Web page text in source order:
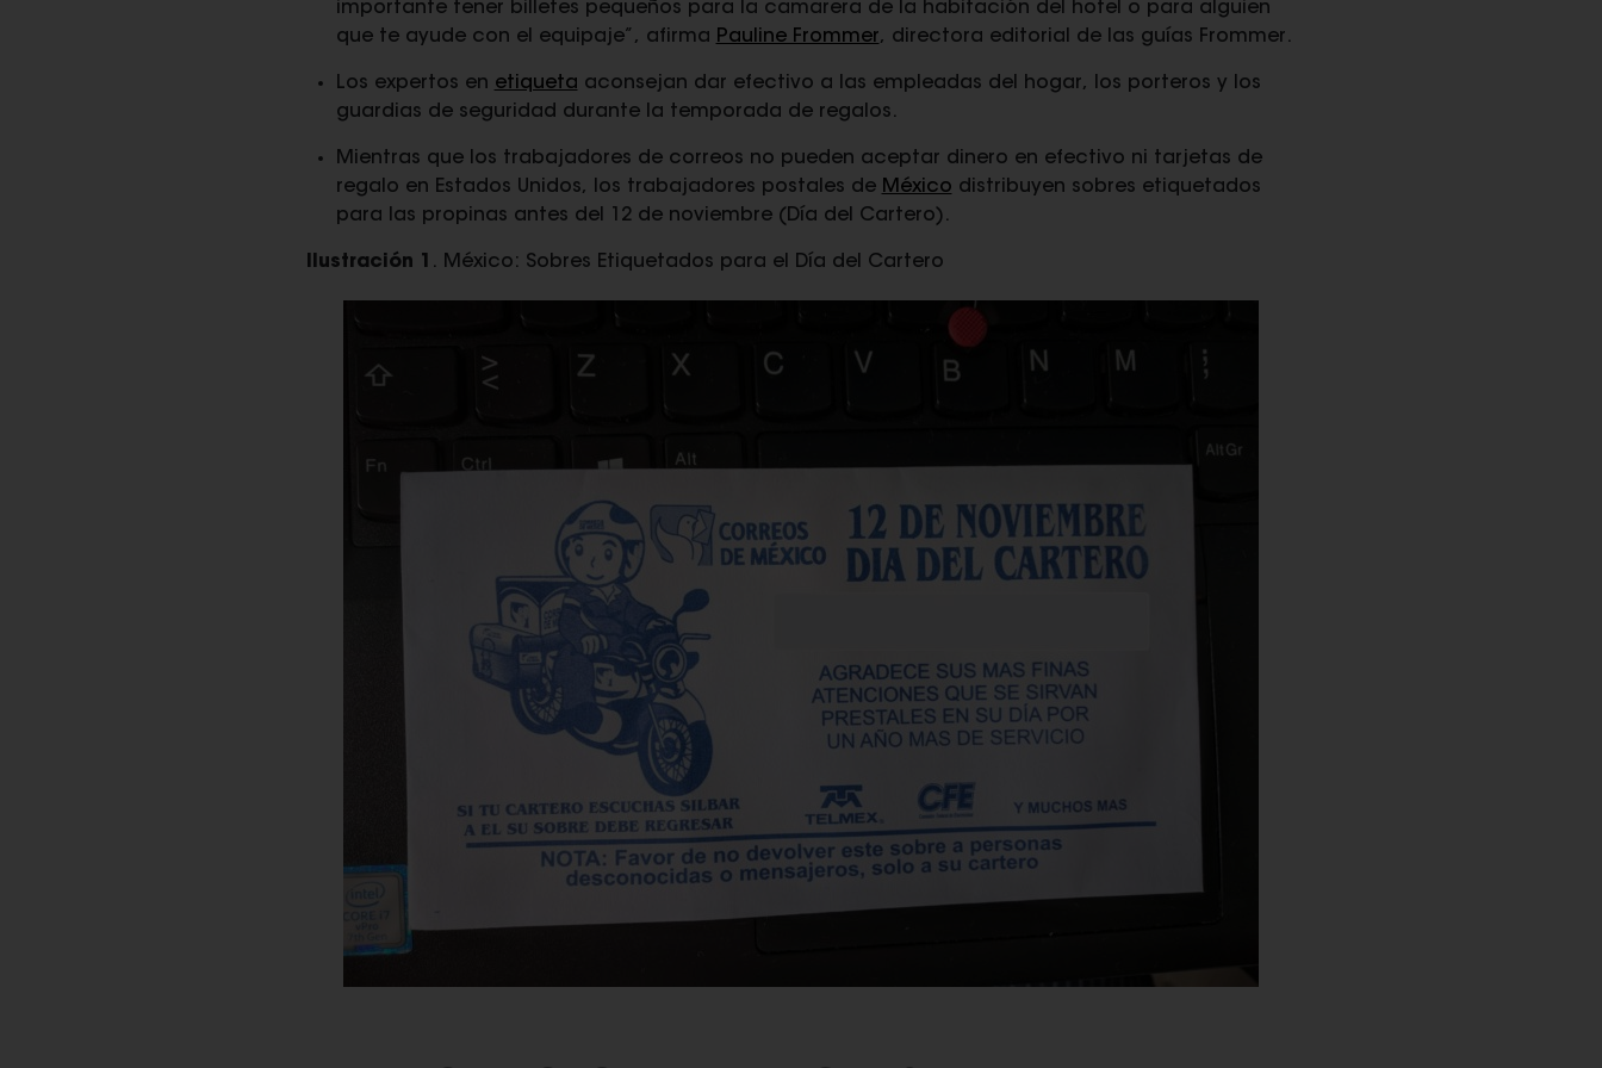
importante tener billetes pequeños para la camarera de la habitación del hotel o para alguien
que te ayude con el equipaje”, afirma Pauline Frommer, directora editorial de las guías Frommer.
Los expertos en etiqueta aconsejan dar efectivo a las empleadas del hogar, los porteros y los
guardias de seguridad durante la temporada de regalos.
Mientras que los trabajadores de correos no pueden aceptar dinero en efectivo ni tarjetas de
regalo en Estados Unidos, los trabajadores postales de México distribuyen sobres etiquetados
para las propinas antes del 12 de noviembre (Día del Cartero).
Ilustración 1 . México: Sobres Etiquetados para el Día del Cartero